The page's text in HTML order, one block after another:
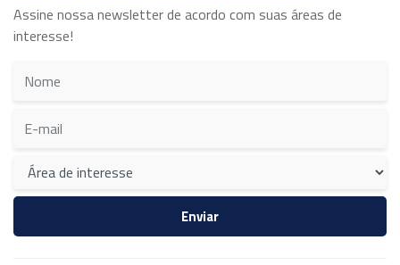
Assine nossa newsletter de acordo com suas áreas de
interesse!